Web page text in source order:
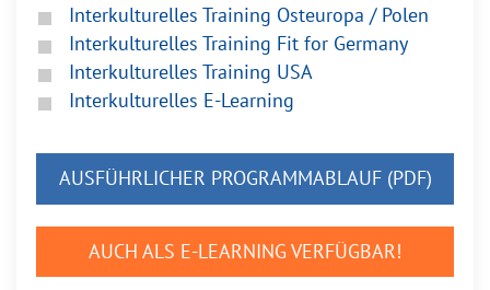
Interkulturelles Training Osteuropa / Polen
Interkulturelles Training Fit for Germany
Interkulturelles Training USA
Interkulturelles E-Learning
AUSFÜHRLICHER PROGRAMMABLAUF (PDF)
AUCH ALS E-LEARNING VERFÜGBAR!